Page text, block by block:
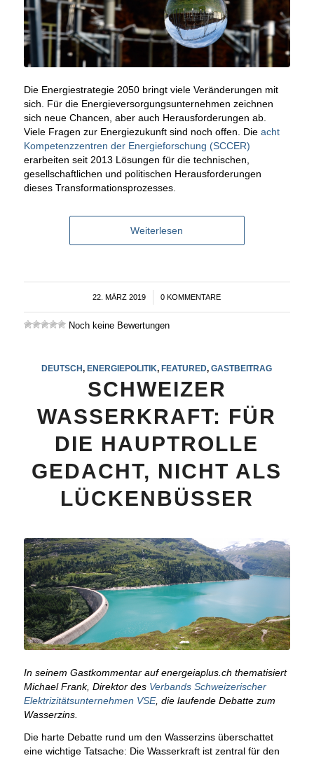
Die Energiestrategie 2050 bringt viele Veränderungen mit
sich. Für die Energieversorgungsunternehmen zeichnen
sich neue Chancen, aber auch Herausforderungen ab.
Viele Fragen zur Energiezukunft sind noch offen. Die acht
Kompetenzzentren der Energieforschung (SCCER)
erarbeiten seit 2013 Lösungen für die technischen,
gesellschaftlichen und politischen Herausforderungen
dieses Transformationsprozesses.
Weiterlesen
22. MÄRZ 2019
/ 0 KOMMENTARE
Noch keine Bewertungen
DEUTSCH, ENERGIEPOLITIK, FEATURED,GASTBEITRAG
SCHWEIZER
WASSERKRAFT: FÜR
DIE HAUPTROLLE
GEDACHT, NICHT ALS
LÜCKENBÜSSER
In seinem Gastkommentar auf energeiaplus.ch thematisiert
Michael Frank, Direktor des Verbands Schweizerischer
Elektrizitätsunternehmen VSE, die laufende Debatte zum
Wasserzins.
Die harte Debatte rund um den Wasserzins überschattet
eine wichtige Tatsache: Die Wasserkraft ist zentral für den